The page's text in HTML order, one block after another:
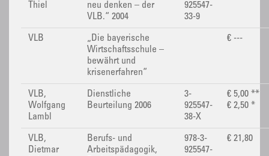
Thiel
neu denken – der
VLB.“ 2004
925547-
33-9
VLB
„Die bayerische
Wirtschaftsschule –
bewährt und
krisenerfahren“
€ ---
VLB,
Wolfgang
Lambl
Dienstliche
Beurteilung 2006
3-
925547-
38-X
€ 5,00 **
€ 2,50 *
VLB,
Dietmar
Berufs- und
Arbeitspädagogik,
978-3-
925547-
€ 21,80